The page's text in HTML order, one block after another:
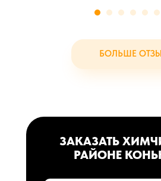
БОЛЬШЕ
ЗАКАЗАТЬ
РАЙОНЕ